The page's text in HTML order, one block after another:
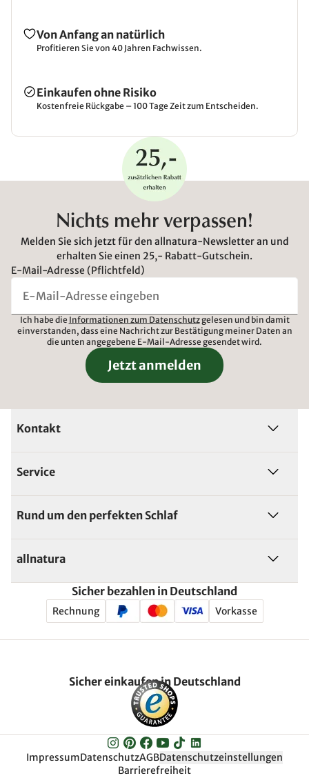
Von Anfang an natürlich
Profitieren Sie von 40 Jahren Fachwissen.
Einkaufen ohne Risiko
Kostenfreie Rückgabe – 100 Tage Zeit zum Entscheiden.
Nichts mehr verpassen!
Melden Sie sich jetzt für den allnatura-Newsletter an und
erhalten Sie einen 25,- Rabatt-Gutschein.
E-Mail-Adresse (Pflichtfeld)
Ich habe die Informationen zum Datenschutzgelesen und bin damit
einverstanden, dass eine Nachricht zur Bestätigung meiner Daten an
die unten angegebene E-Mail-Adresse gesendet wird.
Jetzt anmelden
Kontakt
Service
Rund um den perfekten Schlaf
allnatura
Sicher bezahlen in Deutschland
Rechnung Vorkasse
Sicher einkaufen in Deutschland
ImpressumDatenschutzAGBDatenschutzeinstellungen
Barrierefreiheit